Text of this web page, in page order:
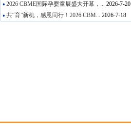
●2026 CBME国际孕婴童展盛大开幕，... 2026-7-20
●共“育”新机，感恩同行！2026 CBM... 2026-7-18